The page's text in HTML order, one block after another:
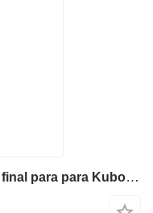
Motor hidráulico de transmisión final para para Kubota KX 161-2 maquinaria de construcción